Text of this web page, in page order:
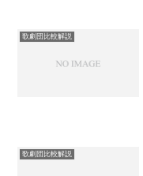
歌劇団比較解説
歌劇団比較解説